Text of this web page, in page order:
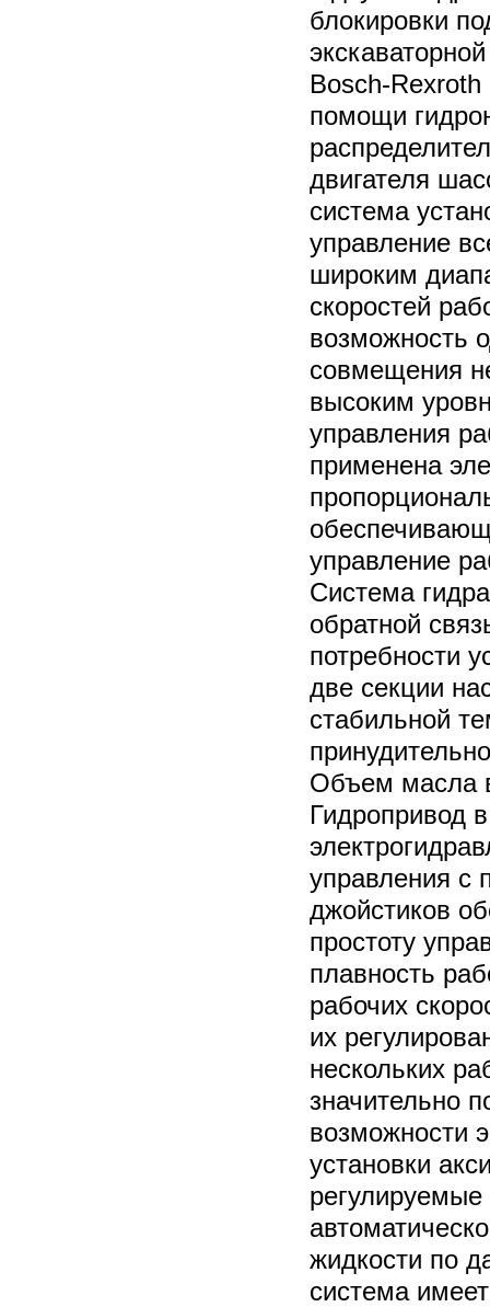
блокировки
Bosch-Rexroth
помощи
двигателя
система
управление
широким
скоростей
возможность
совмещения
высоким
управления
применена
управление
Система
обратной
потребности
две секции
стабильной
Объем масла
Гидропривод
управления с
джойстиков
простоту
плавность
рабочих
их
нескольких
значительно
возможности
установки
жидкости по
система